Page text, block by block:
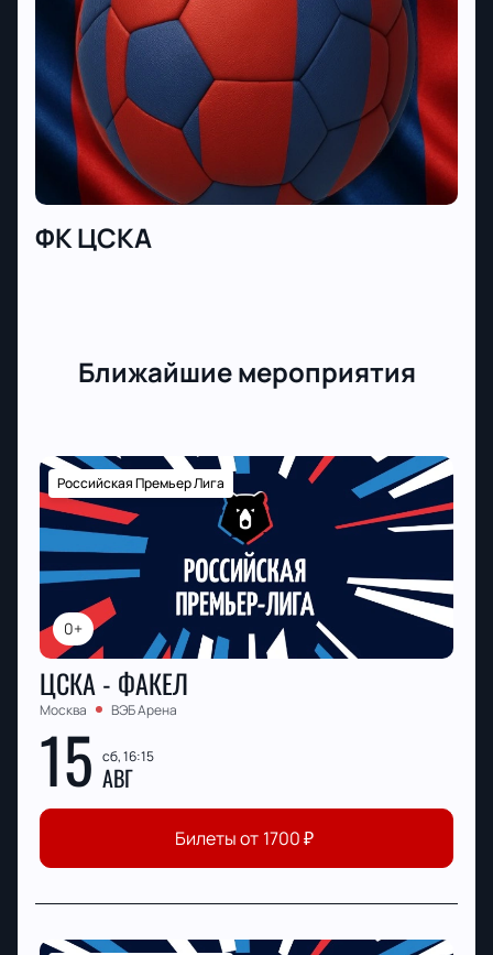
ФК ЦСКА
Ближайшие мероприятия
0+
Российская Премьер Лига
ЦСКА - ФАКЕЛ
Москва ВЭБ Арена
15 сб, 16:15
АВГ
Билеты от 1700₽